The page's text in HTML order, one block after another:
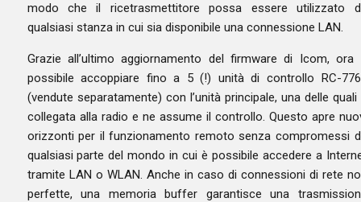
modo che il ricetrasmettitore possa essere utilizzato
qualsiasi stanza in cui sia disponibile una connessione LAN.
Grazie all’ultimo aggiornamento del firmware di Icom, ora
possibile accoppiare fino a 5 (!) unità di controllo RC-
(vendute separatamente) con l’unità principale, una delle quali
collegata alla radio e ne assume il controllo. Questo apre
orizzonti per il funzionamento remoto senza compromessi
qualsiasi parte del mondo in cui è possibile accedere a
tramite LAN o WLAN. Anche in caso di connessioni di rete
perfette, una memoria buffer garantisce una